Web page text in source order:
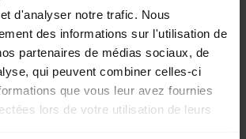
d'analyser notre trafic. Nous
des informations sur l'utilisation de
partenaires de médias sociaux, de
qui peuvent combiner celles-ci
que vous leur avez fournies
lors de votre utilisation de leurs
performances de votre
Jabra